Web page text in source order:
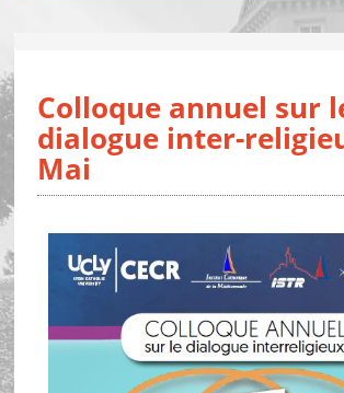
Colloque annuel sur
dialogue inter-
Mai